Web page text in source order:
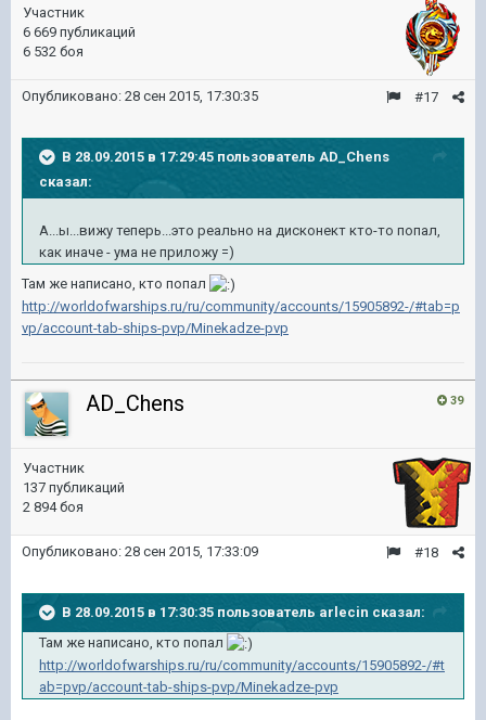
Участник
6 669 публикаций
6 532 боя
#17
Опубликовано: 28 сен 2015, 17:30:35
В 28.09.2015 в 17:29:45 пользователь AD_Chens
сказал:
А...ы...вижу теперь...это реально на дисконект кто-то попал,
как иначе - ума не приложу =)
Там же написано, кто попал
http://worldofwarships.ru/ru/community/accounts/15905892-/#tab=p
vp/account-tab-ships-pvp/Minekadze-pvp
39
AD_Chens
Участник
137 публикаций
2 894 боя
#18
Опубликовано: 28 сен 2015, 17:33:09
В 28.09.2015 в 17:30:35 пользователь arlecin сказал:
Там же написано, кто попал
http://worldofwarships.ru/ru/community/accounts/15905892-/#t
ab=pvp/account-tab-ships-pvp/Minekadze-pvp